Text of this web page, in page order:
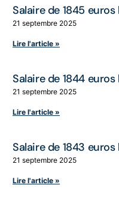
Salaire de 1845
21 septembre 2025
Lire l'article »
Salaire de 1844
21 septembre 2025
Lire l'article »
Salaire de 1843
21 septembre 2025
Lire l'article »